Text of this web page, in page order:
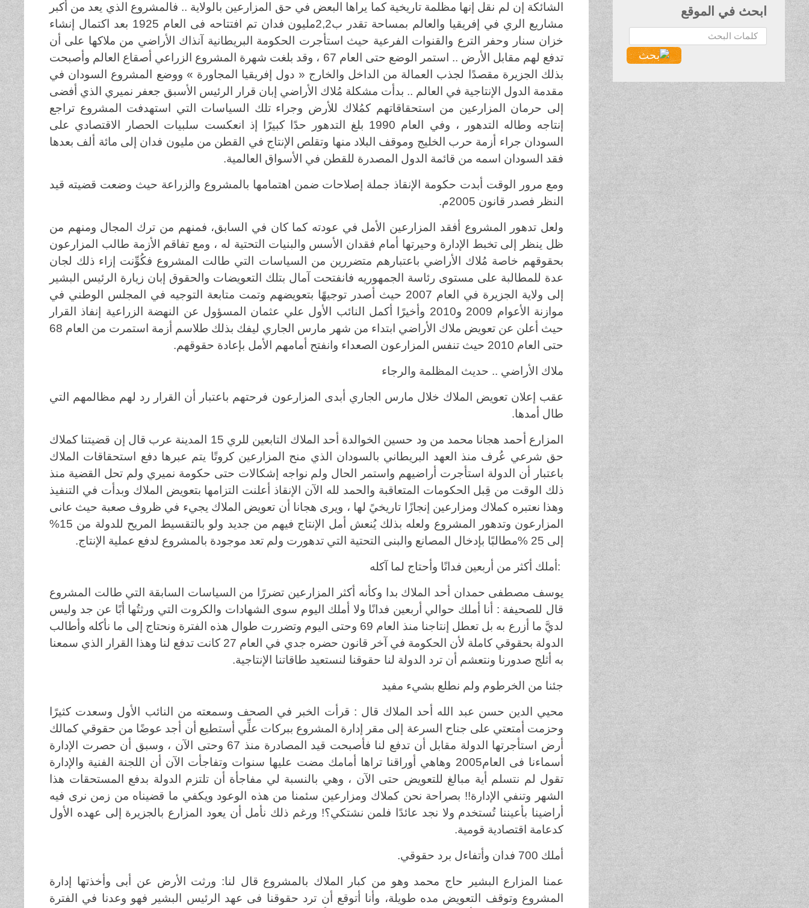
ابحث في الموقع
البحث...
الشائكة إن لم نقل إنها مظلمة تاريخية كما يراها البعض في حق المزارعين بالولاية .. فالمشروع الذي يعد من أكبر
مشاريع الري في إفريقيا والعالم بمساحة تقدر ب2,2مليون فدان تم افتتاحه فى العام 1925 بعد اكتمال إنشاء
خزان سنار وحفر الترع والقنوات الفرعية حيث استأجرت الحكومة البريطانية آنذاك الأراضي من ملاكها على أن
تدفع لهم مقابل الأرض .. استمر الوضع حتى العام 67 ، وقد بلغت شهرة المشروع الزراعي أصقاع العالم وأصبحت
بذلك الجزيرة مقصدًا لجذب العمالة من الداخل والخارج « دول إفريقيا المجاورة » ووضع المشروع السودان في
مقدمة الدول الإنتاجية في العالم .. بدأت مشكلة مُلاك الأراضي إبان قرار الرئيس الأسبق جعفر نميري الذي أفضى
إلى حرمان المزارعين من استحقاقاتهم كمُلاك للأرض وجراء تلك السياسات التي استهدفت المشروع تراجع
إنتاجه وطاله التدهور ، وفي العام 1990 بلغ التدهور حدًا كبيرًا إذ انعكست سلبيات الحصار الاقتصادي على
السودان جراء أزمة حرب الخليج وموقف البلاد منها وتقلص الإنتاج في القطن من مليون فدان إلى مائة ألف بعدها
فقد السودان اسمه من قائمة الدول المصدرة للقطن في الأسواق العالمية.
ومع مرور الوقت أبدت حكومة الإنقاذ جملة إصلاحات ضمن اهتمامها بالمشروع والزراعة حيث وضعت قضيته قيد
النظر فصدر قانون 2005م
.
ولعل تدهور المشروع أفقد المزارعين الأمل في عودته كما كان في السابق، فمنهم من ترك المجال ومنهم من
ظل ينظر إلى تخبط الإدارة وحيرتها أمام فقدان الأسس والبنيات التحتية له ، ومع تفاقم الأزمة طالب المزارعون
بحقوقهم خاصة مُلاك الأراضي باعتبارهم متضررين من السياسات التي طالت المشروع فكُوِّنت إزاء ذلك لجان
عدة للمطالبة على مستوى رئاسة الجمهوريه فانفتحت آمال بتلك التعويضات والحقوق إبان زيارة الرئيس البشير
إلى ولاية الجزيرة في العام 2007 حيث أصدر توجيهًا بتعويضهم وتمت متابعة التوجيه في المجلس الوطني في
موازنة الأعوام 2009 و2010 وأخيرًا أكمل النائب الأول علي عثمان المسؤول عن النهضة الزراعية إنفاذ القرار
حيث أعلن عن تعويض ملاك الأراضي ابتداء من شهر مارس الجاري ليفك بذلك طلاسم أزمة استمرت من العام 68
حتى العام 2010 حيث تنفس المزارعون الصعداء وانفتح أمامهم الأمل بإعادة حقوقهم
.
ملاك الأراضي .. حديث المظلمة والرجاء
عقب إعلان تعويض الملاك خلال مارس الجاري أبدى المزارعون فرحتهم باعتبار أن القرار رد لهم مظالمهم التي
طال أمدها.
المزارع أحمد هجانا محمد من ود حسين الخوالدة أحد الملاك التابعين للري 15 المدينة عرب قال إن قضيتنا كملاك
حق شرعي عُرف منذ العهد البريطاني بالسودان الذي منح المزارعين كروتًا يتم عبرها دفع استحقاقات الملاك
باعتبار أن الدولة استأجرت أراضيهم واستمر الحال ولم نواجه إشكالات حتى حكومة نميري ولم تحل القضية منذ
ذلك الوقت من قِبل الحكومات المتعاقبة والحمد لله الآن الإنقاذ أعلنت التزامها بتعويض الملاك وبدأت في التنفيذ
وهذا نعتبره كملاك ومزارعين إنجازًا تاريخيً لها ، ويرى هجانا أن تعويض الملاك يجيء في ظروف صعبة حيث عانى
المزارعون وتدهور المشروع ولعله بذلك يُنعش أمل الإنتاج فيهم من جديد ولو بالتقسيط المريح للدولة من 15%
إلى 25
%مطالبًا بإدخال المصانع والبنى التحتية التي تدهورت ولم تعد موجودة بالمشروع لدفع عملية الإنتاج.
: أملك أكثر من أربعين فدانًا وأحتاج لما آكله
يوسف مصطفى حمدان أحد الملاك بدا وكأنه أكثر المزارعين تضررًا من السياسات السابقة التي طالت المشروع
قال للصحيفة : أنا أملك حوالي أربعين فدانًا ولا أملك اليوم سوى الشهادات والكروت التي ورثتُها أبًا عن جد وليس
لديَّ ما أزرع به بل تعطل إنتاجنا منذ العام 69 وحتى اليوم وتضررت طوال هذه الفترة ونحتاج إلى ما نأكله وأطالب
الدولة بحقوقي كاملة لأن الحكومة في آخر قانون حضره جدي في العام 27 كانت تدفع لنا وهذا القرار الذي سمعنا
به أثلج صدورنا ونتعشم أن ترد الدولة لنا حقوقنا لنستعيد طاقاتنا الإنتاجية.
جئنا من الخرطوم ولم نطلع بشيء مفيد
محيي الدين حسن عبد الله أحد الملاك قال : قرأت الخبر في الصحف وسمعته من النائب الأول وسعدت كثيرًا
وحزمت أمتعتي على جناح السرعة إلى مقر إدارة المشروع ببركات علِّي أستطيع أن أجد عوضًا من حقوقي كمالك
أرض استأجرتها الدولة مقابل أن تدفع لنا فأصبحت قيد المصادرة منذ 67 وحتى الآن ، وسبق أن حصرت الإدارة
أسماءنا فى العام2005 وهاهي أوراقنا تراها أمامك مضت عليها سنوات وتفاجأت الآن أن اللجنة الفنية والإدارة
تقول لم نتسلم أية مبالغ للتعويض حتى الآن ، وهي بالنسبة لي مفاجأة أن تلتزم الدولة بدفع المستحقات هذا
الشهر وتنفي الإدارة!! بصراحة نحن كملاك ومزارعين سئمنا من هذه الوعود ويكفي ما قضيناه من زمن نرى فيه
أراضينا بأعيننا تُستخدم ولا نجد عائدًا فلمن نشتكي؟! ورغم ذلك نأمل أن يعود المزارع بالجزيرة إلى عهده الأول
كدعامة اقتصادية قومية.
أملك 700 فدان وأتفاءل برد حقوقي .
عمنا المزارع البشير حاج محمد وهو من كبار الملاك بالمشروع قال لنا: ورثت الأرض عن أبى وأخذتها إدارة
المشروع وتوقف التعويض مده طويلة، وأنا أتوقع أن ترد حقوقنا فى عهد الرئيس البشير فهو وعدنا في الفترة